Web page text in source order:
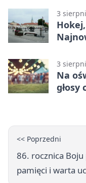
3
3
Na
głosy
<< Poprzedni
86. rocznica
pamięci i warta